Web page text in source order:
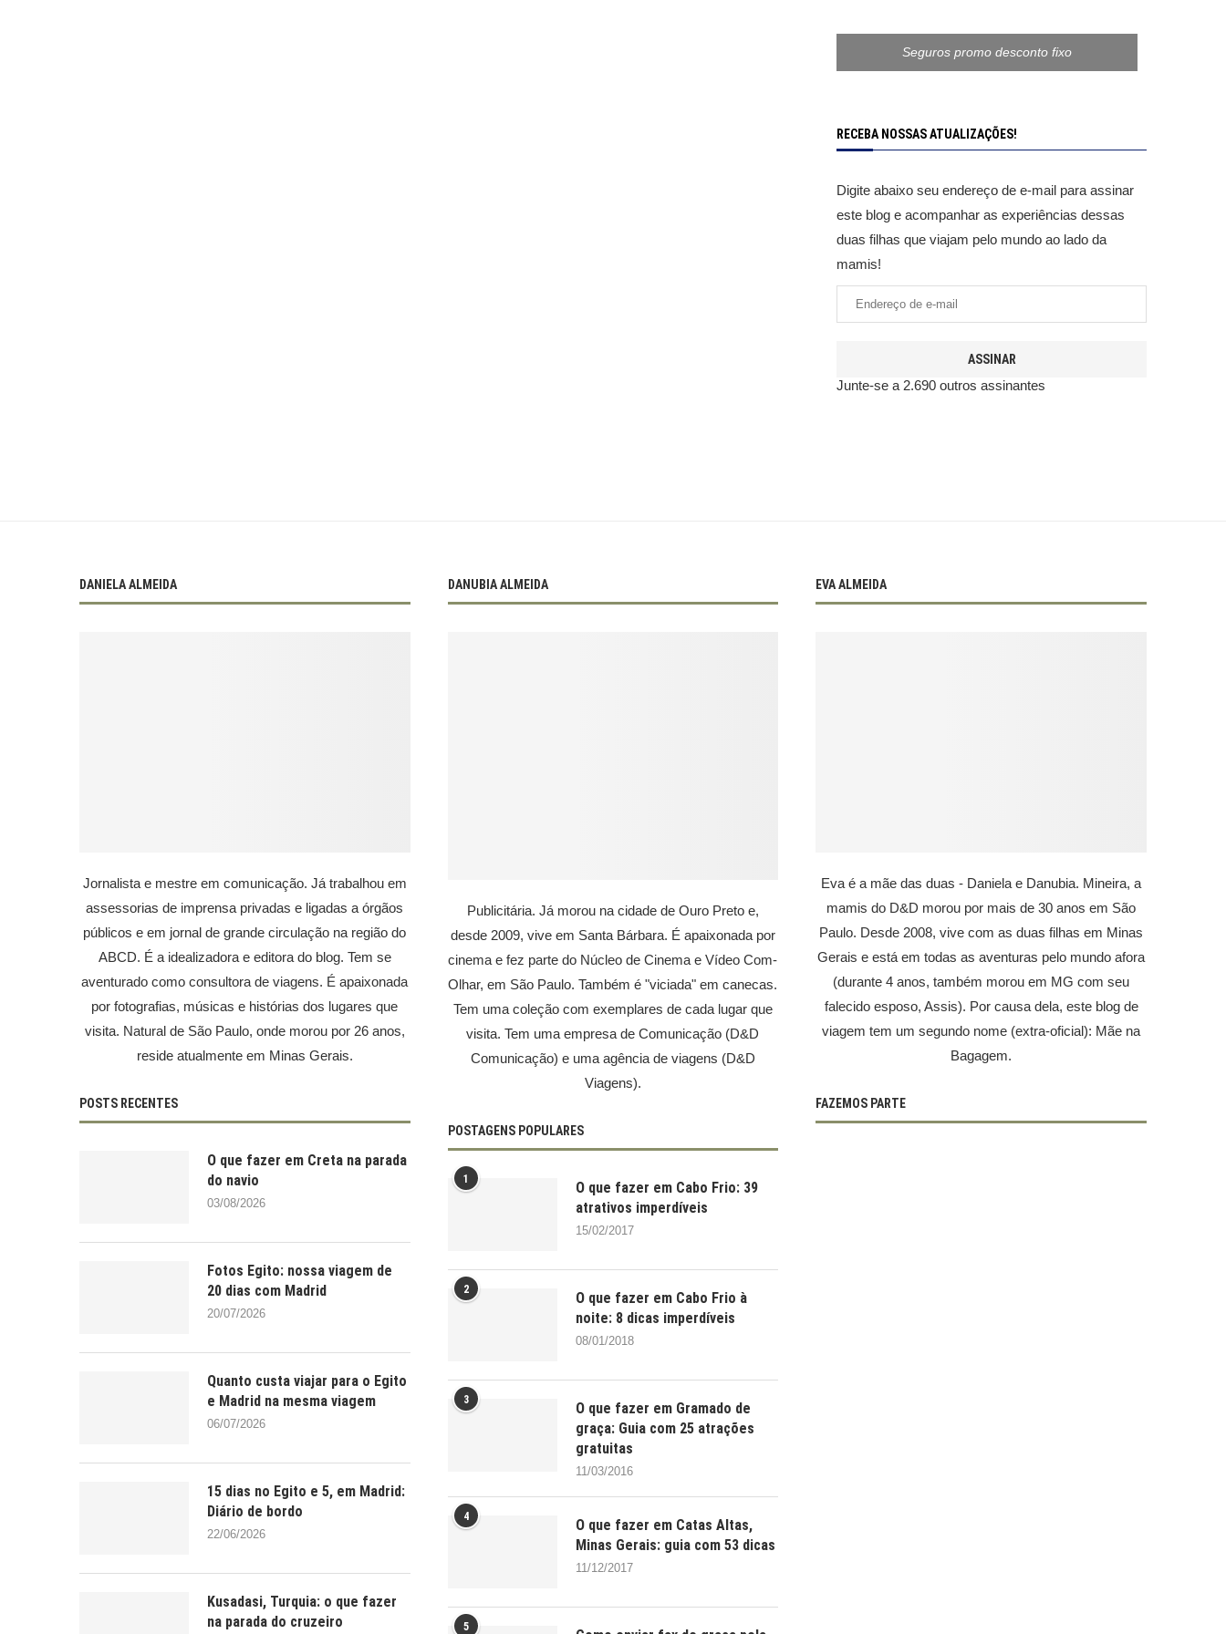
Seguros promo desconto fixo
RECEBA NOSSAS ATUALIZAÇÕES!
Digite abaixo seu endereço de e-mail para assinar
este blog e acompanhar as experiências dessas
duas filhas que viajam pelo mundo ao lado da
mamis!
ASSINAR
Junte-se a 2.690 outros assinantes
DANIELA ALMEIDA
Jornalista e mestre em comunicação. Já trabalhou em
assessorias de imprensa privadas e ligadas a órgãos
públicos e em jornal de grande circulação na região do
ABCD. É a idealizadora e editora do blog. Tem se
aventurado como consultora de viagens. É apaixonada
por fotografias, músicas e histórias dos lugares que
visita. Natural de São Paulo, onde morou por 26 anos,
reside atualmente em Minas Gerais.
POSTS RECENTES
O que fazer em Creta na parada
do navio
03/08/2026
Fotos Egito: nossa viagem de
20 dias com Madrid
20/07/2026
Quanto custa viajar para o Egito
e Madrid na mesma viagem
06/07/2026
15 dias no Egito e 5, em Madrid:
Diário de bordo
22/06/2026
Kusadasi, Turquia: o que fazer
na parada do cruzeiro
DANUBIA ALMEIDA
Publicitária. Já morou na cidade de Ouro Preto e,
desde 2009, vive em Santa Bárbara. É apaixonada por
cinema e fez parte do Núcleo de Cinema e Vídeo Com-
Olhar, em São Paulo. Também é "viciada" em canecas.
Tem uma coleção com exemplares de cada lugar que
visita. Tem uma empresa de Comunicação (D&D
Comunicação) e uma agência de viagens (D&D
Viagens).
POSTAGENS POPULARES
1
O que fazer em Cabo Frio: 39
atrativos imperdíveis
15/02/2017
2
O que fazer em Cabo Frio à
noite: 8 dicas imperdíveis
08/01/2018
3
O que fazer em Gramado de
graça: Guia com 25 atrações
gratuitas
11/03/2016
4
O que fazer em Catas Altas,
Minas Gerais: guia com 53 dicas
11/12/2017
5
EVA ALMEIDA
Eva é a mãe das duas - Daniela e Danubia. Mineira, a
mamis do D&D morou por mais de 30 anos em São
Paulo. Desde 2008, vive com as duas filhas em Minas
Gerais e está em todas as aventuras pelo mundo afora
(durante 4 anos, também morou em MG com seu
falecido esposo, Assis). Por causa dela, este blog de
viagem tem um segundo nome (extra-oficial): Mãe na
Bagagem.
FAZEMOS PARTE